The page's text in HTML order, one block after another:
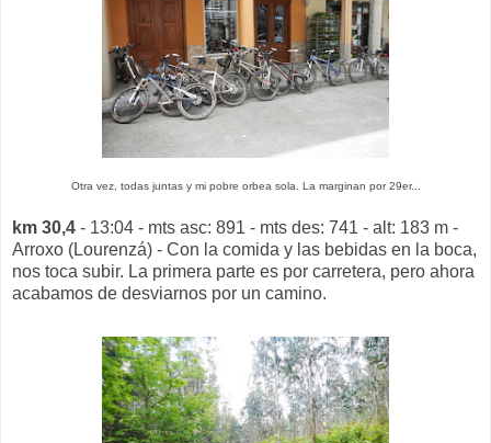
Otra vez, todas juntas y mi pobre orbea sola. La marginan por 29er...
km 30,4 - 13:04 - mts asc: 891 - mts des: 741 - alt: 183 m -
Arroxo (Lourenzá) - Con la comida y las bebidas en la boca,
nos toca subir. La primera parte es por carretera, pero ahora
acabamos de desviarnos por un camino.